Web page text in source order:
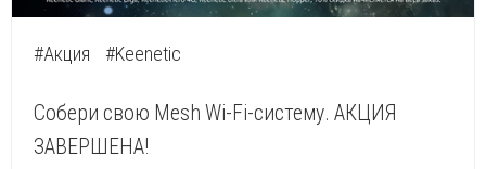
#Акция #Keenetic
Собери свою Mesh Wi-Fi-систему. АКЦИЯ
ЗАВЕРШЕНА!